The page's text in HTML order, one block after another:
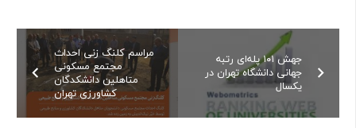
مراسم کلنگ زنی احداث
مجتمع مسکونی
متاهلین دانشکدگان
کشاورزی تهران
جهش ۱۰۱ پله‌ای رتبه
جهانی دانشگاه تهران در
یکسال